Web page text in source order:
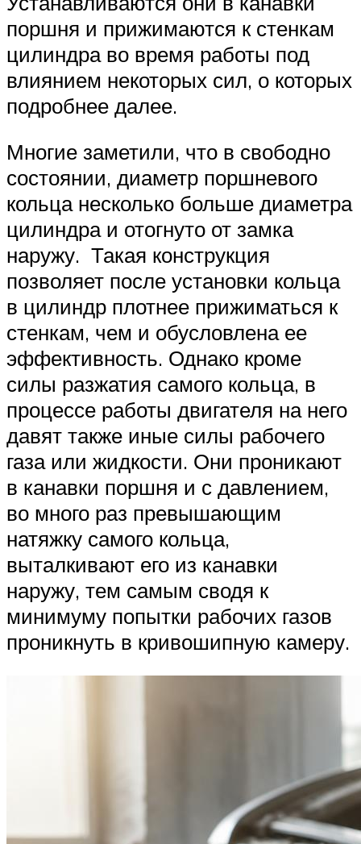
Меню
поршня и прижимаются к стенкам
цилиндра во время работы под
влиянием некоторых сил, о которых
подробнее далее.
Многие заметили, что в свободно
состоянии, диаметр поршневого
кольца несколько больше диаметра
цилиндра и отогнуто от замка
наружу. Такая конструкция
позволяет после установки кольца
в цилиндр плотнее прижиматься к
стенкам, чем и обусловлена ее
эффективность. Однако кроме
силы разжатия самого кольца, в
процессе работы двигателя на него
давят также иные силы рабочего
газа или жидкости. Они проникают
в канавки поршня и с давлением,
во много раз превышающим
натяжку самого кольца,
выталкивают его из канавки
наружу, тем самым сводя к
минимуму попытки рабочих газов
проникнуть в кривошипную камеру.